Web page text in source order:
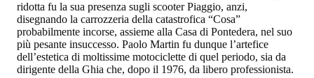
ridotta fu la sua presenza sugli scooter Piaggio, anzi,
disegnando la carrozzeria della catastrofica “Cosa”
probabilmente incorse, assieme alla Casa di Pontedera, nel suo
più pesante insuccesso. Paolo Martin fu dunque l’artefice
dell’estetica di moltissime motociclette di quel periodo, sia da
dirigente della Ghia che, dopo il 1976, da libero professionista.